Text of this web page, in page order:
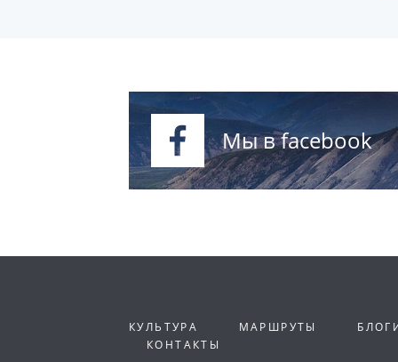
Мы в facebook
КУЛЬТУРА МАРШРУТЫ
КОНТАКТЫ